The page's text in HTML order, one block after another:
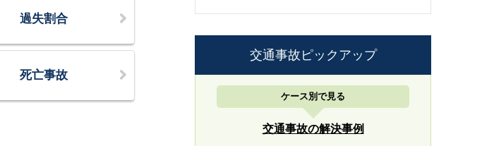
過失割合
死亡事故
交通事故ピックアップ
ケース別で見る
交通事故の解決事例